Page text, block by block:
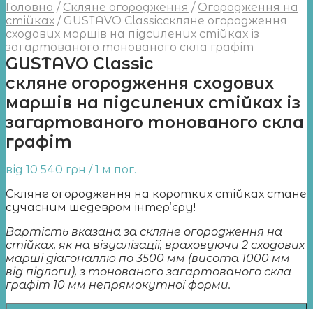
Головна / Скляне огородження / Огородження на
стійках /GUSTAVO Classicскляне огородження
сходових маршів на підсилених стійках із
загартованого тонованого скла графіт
GUSTAVO Classic
скляне огородження сходових
маршів на підсилених стійках із
загартованого тонованого скла
графіт
від 10 540 грн / 1 м пог.
Скляне огородження на коротких стійках стане
сучасним шедевром інтер’єру!
Вартість вказана за скляне огородження на
стійках, як на візуалізації, враховуючи 2 сходових
марші діагоналлю по 3500 мм (висота 1000 мм
від підлоги), з тонованого загартованого скла
графіт 10 мм непрямокутної форми.